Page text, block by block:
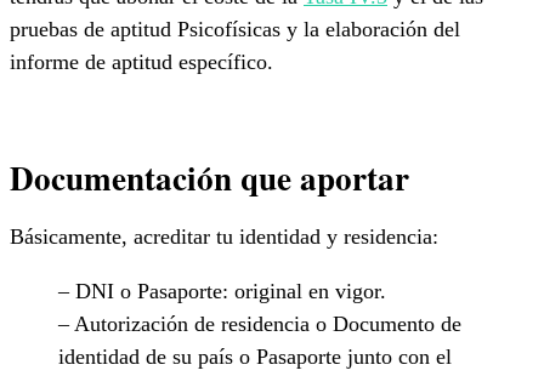
pruebas de aptitud Psicofísicas y la elaboración del
informe de aptitud específico.
Documentación que aportar
Básicamente, acreditar tu identidad y residencia:
– DNI o Pasaporte: original en vigor.
– Autorización de residencia o Documento de
identidad de su país o Pasaporte junto con el